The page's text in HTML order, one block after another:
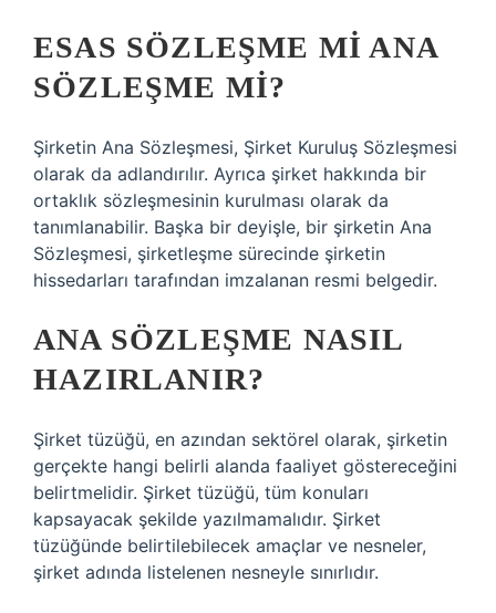
ESAS SÖZLEŞME MI ANA
SÖZLEŞME MI?
Şirketin Ana Sözleşmesi, Şirket Kuruluş Sözleşmesi
olarak da adlandırılır. Ayrıca şirket hakkında bir
ortaklık sözleşmesinin kurulması olarak da
tanımlanabilir. Başka bir deyişle, bir şirketin Ana
Sözleşmesi, şirketleşme sürecinde şirketin
hissedarları tarafından imzalanan resmi belgedir.
ANA SÖZLEŞME NASIL
HAZIRLANIR?
Şirket tüzüğü, en azından sektörel olarak, şirketin
gerçekte hangi belirli alanda faaliyet göstereceğini
belirtmelidir. Şirket tüzüğü, tüm konuları
kapsayacak şekilde yazılmamalıdır. Şirket
tüzüğünde belirtilebilecek amaçlar ve nesneler,
şirket adında listelenen nesneyle sınırlıdır.